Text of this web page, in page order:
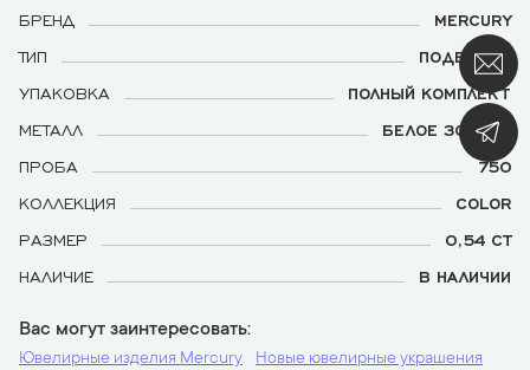
БРЕНД
MERCURY
ТИП
ПОДВЕСКА
УПАКОВКА
ПОЛНЫЙ КОМПЛЕКТ
МЕТАЛЛ
БЕЛОЕ ЗОЛОТО
ПРОБА
750
КОЛЛЕКЦИЯ
COLOR
РАЗМЕР
0,54 CT
НАЛИЧИЕ
В НАЛИЧИИ
Вас могут заинтересовать
Ювелирные изделия Mercury
Новые ювелирные украшения